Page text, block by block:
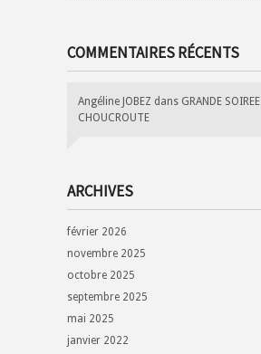
COMMENTAIRES RÉCENTS
Angéline JOBEZ dans GRANDE SOIREE
CHOUCROUTE
ARCHIVES
février 2026
novembre 2025
octobre 2025
septembre 2025
mai 2025
janvier 2022